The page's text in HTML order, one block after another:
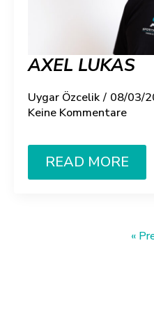
AXEL LUKAS
Uygar Özcelik
08/03/
Keine Kommentare
READ MORE
«